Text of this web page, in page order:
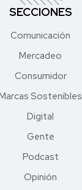
SECCIONES
Comunicación
Mercadeo
Consumidor
Sostenibles
Digital
Gente
Podcast
Opinión